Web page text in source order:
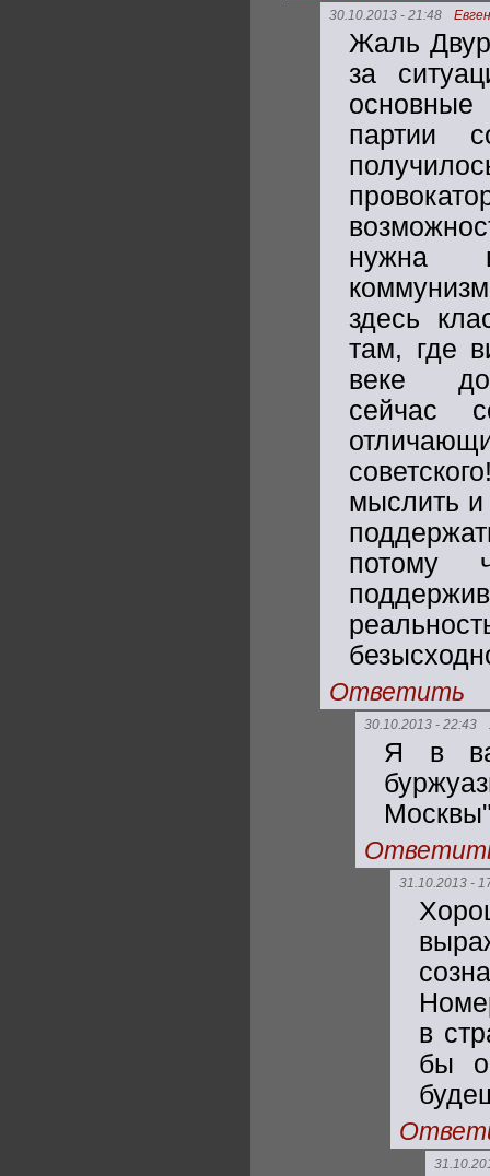
30.10.2013 - 21:48
Жаль
за
основные
партии
нужна
здесь
там, где
веке
сейчас
мыслить и
потому
Ответить
30.10.2013 - 22:43
Я в
31.10.2013 -
в
бы